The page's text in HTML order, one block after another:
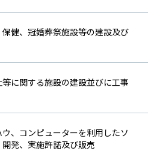
健、冠婚葬祭施設等の建設及び
に関する施設の建設並びに工事
、コンピューターを利用したソ
発、実施許諾及び販売